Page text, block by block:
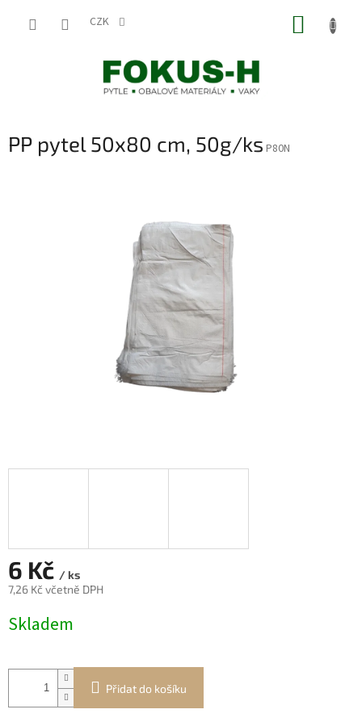
CZK
PP pytel 50x80 cm, 50g/ks P80N
6 Kč / ks
7,26 Kč včetně DPH
cena:
Skladem
Přidat do košíku